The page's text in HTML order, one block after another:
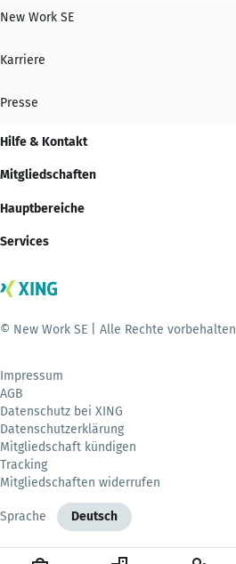
New Work SE
Karriere
Presse
Hilfe & Kontakt
Mitgliedschaften
Hauptbereiche
Services
© New Work SE | Alle Rechte vorbehalten
Impressum
AGB
Datenschutz bei XING
Datenschutzerklärung
Mitgliedschaft kündigen
Tracking
Mitgliedschaften widerrufen
Sprache Deutsch